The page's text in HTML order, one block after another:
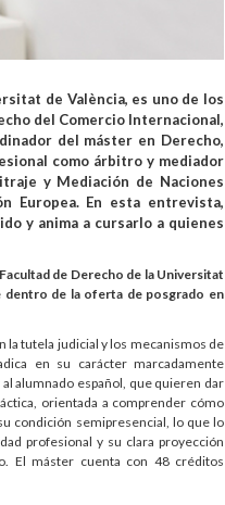
de València, es uno de los
del Comercio Internacional,
del máster en Derecho,
como árbitro y mediador
y Mediación de Naciones
Europea. En esta entrevista,
y anima a cursarlo a quienes
de Derecho de la Universitat
dentro de la oferta de posgrado en
la tutela judicial y los mecanismos de
en su carácter marcadamente
alumnado español, que quieren dar
orientada a comprender cómo
condición semipresencial, lo que lo
profesional y su clara proyección
El máster cuenta con 48 créditos